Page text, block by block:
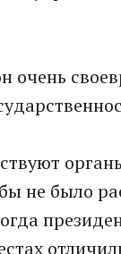
очень
не было